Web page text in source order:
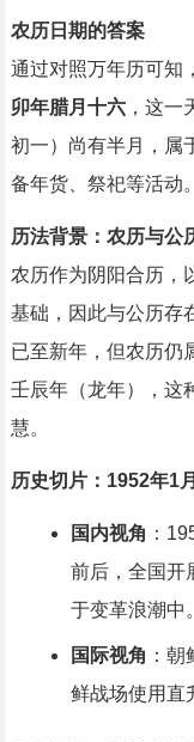
农历日期的答案
通过对照万年历可知，
卯年腊月十六，这一
初一）尚有半月，属
备年货、祭祀等活动。
历法背景：农历与公
农历作为阴阳合历，
基础，因此与公历存
已至新年，但农历仍
壬辰年（龙年），这
慧。
历史切片：1952年1
国内视角 ：
前后，全国开
于变革浪潮中。
国际视角 ：
鲜战场使用直